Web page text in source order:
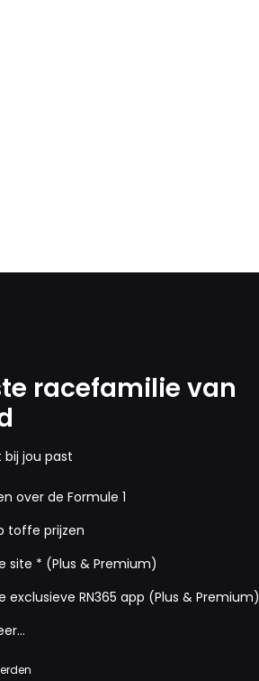
racefamilie van
bij jou past
over de Formule 1
toffe prijzen
site * (Plus & Premium)
exclusieve RN365 app (Plus & Premium)